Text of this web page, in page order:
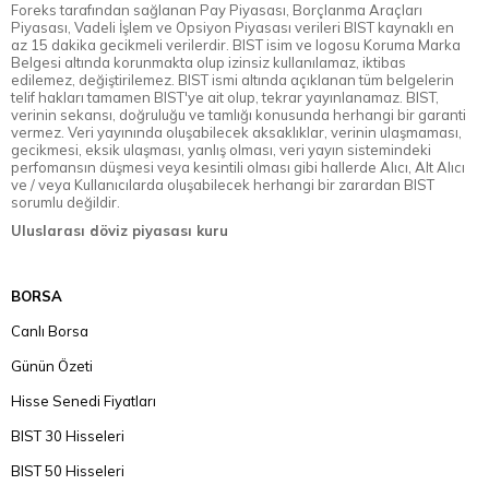
Foreks tarafından sağlanan Pay Piyasası, Borçlanma Araçları
Piyasası, Vadeli İşlem ve Opsiyon Piyasası verileri BIST kaynaklı en
az 15 dakika gecikmeli verilerdir. BIST isim ve logosu Koruma Marka
Belgesi altında korunmakta olup izinsiz kullanılamaz, iktibas
edilemez, değiştirilemez. BIST ismi altında açıklanan tüm belgelerin
telif hakları tamamen BIST'ye ait olup, tekrar yayınlanamaz. BIST,
verinin sekansı, doğruluğu ve tamlığı konusunda herhangi bir garanti
vermez. Veri yayınında oluşabilecek aksaklıklar, verinin ulaşmaması,
gecikmesi, eksik ulaşması, yanlış olması, veri yayın sistemindeki
perfomansın düşmesi veya kesintili olması gibi hallerde Alıcı, Alt Alıcı
ve / veya Kullanıcılarda oluşabilecek herhangi bir zarardan BIST
sorumlu değildir.
Uluslarası döviz piyasası kuru
BORSA
Canlı Borsa
Günün Özeti
Hisse Senedi Fiyatları
BIST 30 Hisseleri
BIST 50 Hisseleri